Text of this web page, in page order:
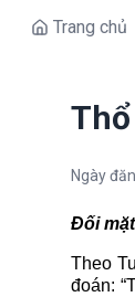
Trang chủ
Ngày
Đối
Theo
đoán: